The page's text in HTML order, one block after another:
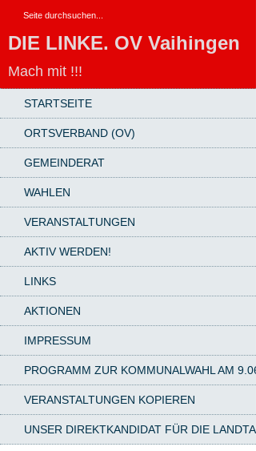
DIE LINKE. OV Vaihingen
Mach mit !!!
STARTSEITE
ORTSVERBAND (OV)
GEMEINDERAT
WAHLEN
VERANSTALTUNGEN
AKTIV WERDEN!
LINKS
AKTIONEN
IMPRESSUM
PROGRAMM ZUR KOMMUNALWAHL AM
VERANSTALTUNGEN KOPIEREN
UNSER DIREKTKANDIDAT FÜR DIE